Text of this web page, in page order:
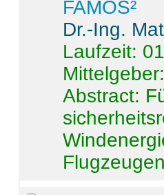
FAMOS²
Dr.-Ing.
Laufzeit:
Abstract: